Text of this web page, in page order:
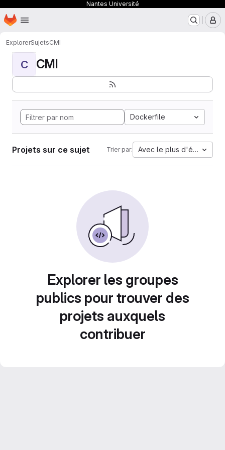
Nantes Université
Passer au contenu principal
Page d'accueil
ExplorerSujetsCMI
C CMI
Dockerfile
Projets sur ce sujet Trier par: Avec le plus d'étoiles
Explorer les groupes
publics pour trouver des
projets auxquels
contribuer